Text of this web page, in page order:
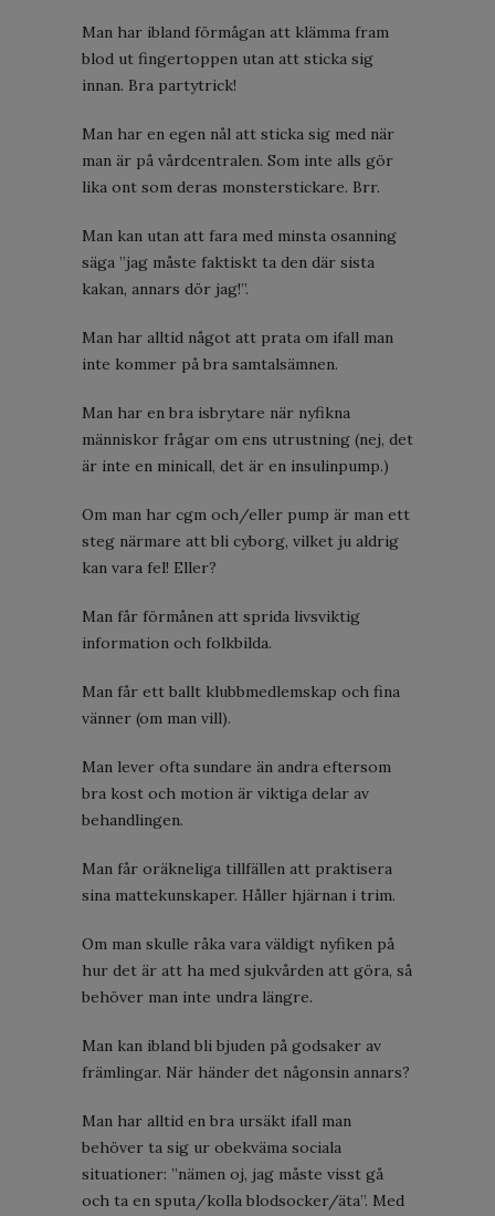
Man har ibland förmågan att klämma fram
blod ut fingertoppen utan att sticka sig
innan. Bra partytrick!
Man har en egen nål att sticka sig med när
man är på vårdcentralen. Som inte alls gör
lika ont som deras monsterstickare. Brr.
Man kan utan att fara med minsta osanning
säga ”jag måste faktiskt ta den där sista
kakan, annars dör jag!”.
Man har alltid något att prata om ifall man
inte kommer på bra samtalsämnen.
Man har en bra isbrytare när nyfikna
människor frågar om ens utrustning (nej, det
är inte en minicall, det är en insulinpump.)
Om man har cgm och/eller pump är man ett
steg närmare att bli cyborg, vilket ju aldrig
kan vara fel! Eller?
Man får förmånen att sprida livsviktig
information och folkbilda.
Man får ett ballt klubbmedlemskap och fina
vänner (om man vill).
Man lever ofta sundare än andra eftersom
bra kost och motion är viktiga delar av
behandlingen.
Man får oräkneliga tillfällen att praktisera
sina mattekunskaper. Håller hjärnan i trim.
Om man skulle råka vara väldigt nyfiken på
hur det är att ha med sjukvården att göra, så
behöver man inte undra längre.
Man kan ibland bli bjuden på godsaker av
främlingar. När händer det någonsin annars?
Man har alltid en bra ursäkt ifall man
behöver ta sig ur obekväma sociala
situationer: ”nämen oj, jag måste visst gå
och ta en sputa/kolla blodsocker/äta”. Med